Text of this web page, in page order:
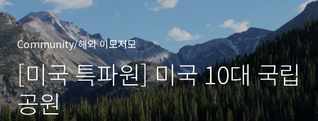
Community/해외 이모저모
[미국 특파원] 미국 10대 국립
공원